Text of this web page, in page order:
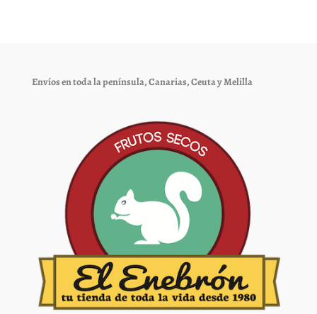
elegir
página
de
Envíos en toda la península, Canarias, Ceuta y Melilla